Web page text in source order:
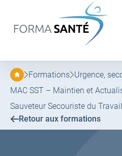
au
menu
au
contenu
Formations Urgence,
MAC SST – Maintien et
Sauveteur Secouriste du Travail
Retour aux formations